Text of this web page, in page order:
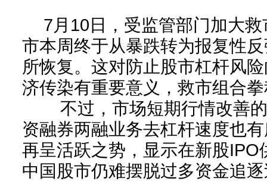
7月10日，受监管部门加大
市本周终于从暴跌转为报复性
所恢复。这对防止股市杠杆风
济传染有重要意义，救市组合
不过，市场短期行情改善的
资融券两融业务去杠杆速度也
再呈活跃之势，显示在新股IPO
中国股市仍难摆脱过多资金追